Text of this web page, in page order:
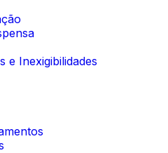
e Inexigibilidades